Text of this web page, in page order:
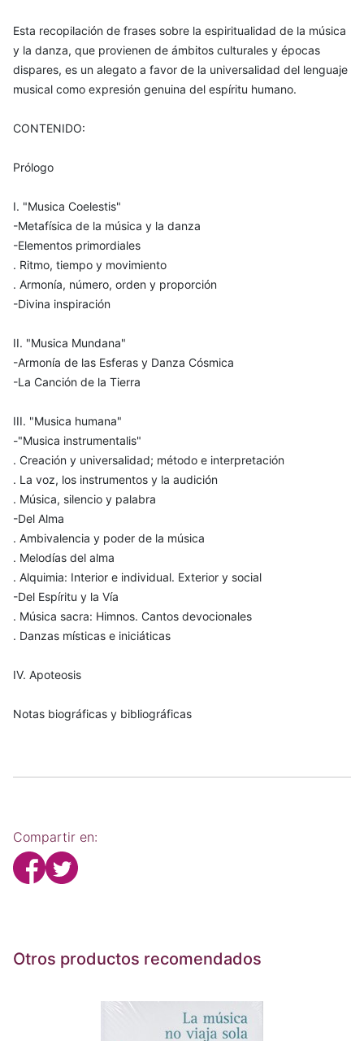
Esta recopilación de frases sobre la espiritualidad de la música
y la danza, que provienen de ámbitos culturales y épocas
dispares, es un alegato a favor de la universalidad del lenguaje
musical como expresión genuina del espíritu humano.
CONTENIDO:
Prólogo
I. "Musica Coelestis"
-Metafísica de la música y la danza
-Elementos primordiales
. Ritmo, tiempo y movimiento
. Armonía, número, orden y proporción
-Divina inspiración
II. "Musica Mundana"
-Armonía de las Esferas y Danza Cósmica
-La Canción de la Tierra
III. "Musica humana"
-"Musica instrumentalis"
. Creación y universalidad; método e interpretación
. La voz, los instrumentos y la audición
. Música, silencio y palabra
-Del Alma
. Ambivalencia y poder de la música
. Melodías del alma
. Alquimia: Interior e individual. Exterior y social
-Del Espíritu y la Vía
. Música sacra: Himnos. Cantos devocionales
. Danzas místicas e iniciáticas
IV. Apoteosis
Notas biográficas y bibliográficas
Compartir en:
Otros productos recomendados